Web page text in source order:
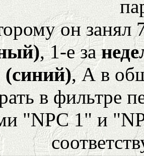
он
, 1-е за
(синий), А в
в фильтре
"NPC 1" и